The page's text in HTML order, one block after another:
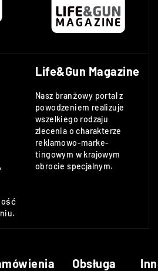
Life&Gun Magazine
Nasz branżowy portal z
powodzeniem realizuje
wszelkiego rodzaju
zlecenia o charakterze
reklamowo-marke-
tingowym w krajowym
obrocie specjalnym.
Obsługa